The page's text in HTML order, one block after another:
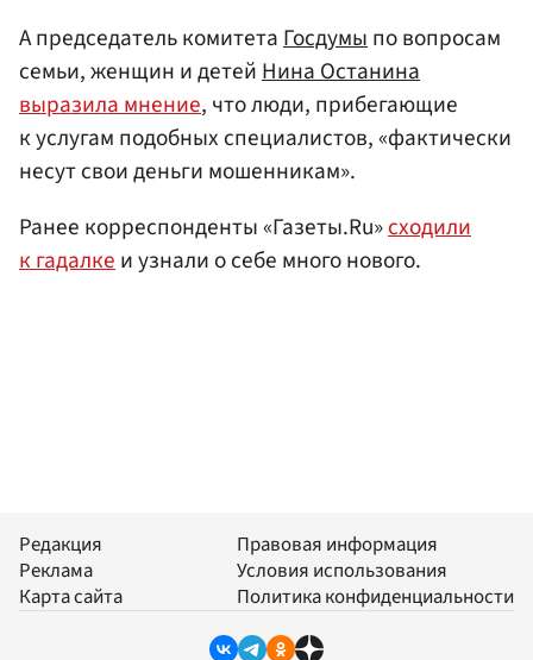
А председатель комитетаГосдумыпо вопросам
семьи, женщин и детейНина Останина
выразила мнение, что люди, прибегающие
к услугам подобных специалистов, «фактически
несут свои деньги мошенникам».
Ранее корреспонденты «Газеты.Ru»сходили
к гадалкеи узнали о себе много нового.
Редакция
Реклама
Карта сайта
Правовая информация
Условия использования
Политика конфиденциальности